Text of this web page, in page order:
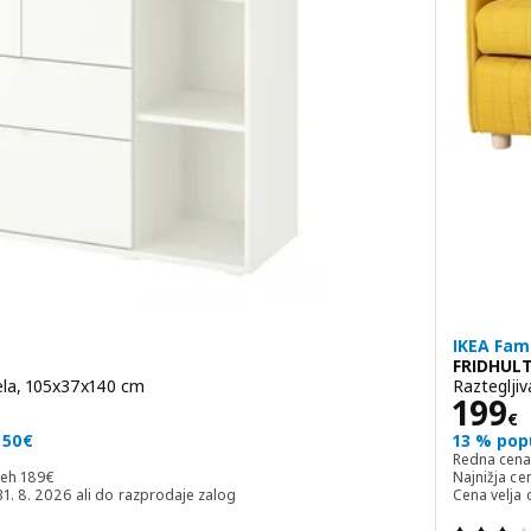
105x37x140 cm
189€
Najnižja cena v zadnjih 30 dneh 189€
8. 2026 ali do razprodaje zalog
IKEA
199€
13 %
Redna
Najnižja
Cena